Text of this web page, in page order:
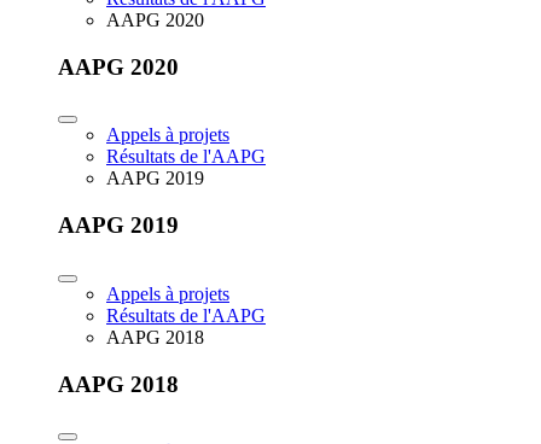
AAPG 2020
AAPG 2020
Appels à projets
Résultats de l'AAPG
AAPG 2019
AAPG 2019
Appels à projets
Résultats de l'AAPG
AAPG 2018
AAPG 2018